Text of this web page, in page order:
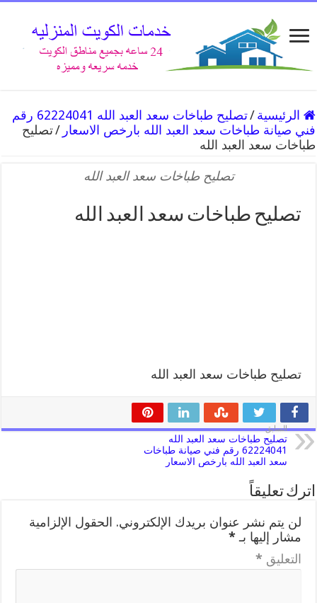
الرئيسية /
تصليح طباخات سعد العبد الله 62224041 رقم
فني صيانة طباخات سعد العبد الله بارخص الاسعار /تصليح
طباخات سعد العبد الله
تصليح طباخات سعد العبد الله
تصليح طباخات سعد العبد الله
تصليح طباخات سعد العبد الله
السابق
تصليح طباخات سعد العبد الله
62224041 رقم فني صيانة طباخات
سعد العبد الله بارخص الاسعار
اترك تعليقاً
لن يتم نشر عنوان بريدك الإلكتروني. الحقول الإلزامية
مشار إليها بـ*
التعليق *